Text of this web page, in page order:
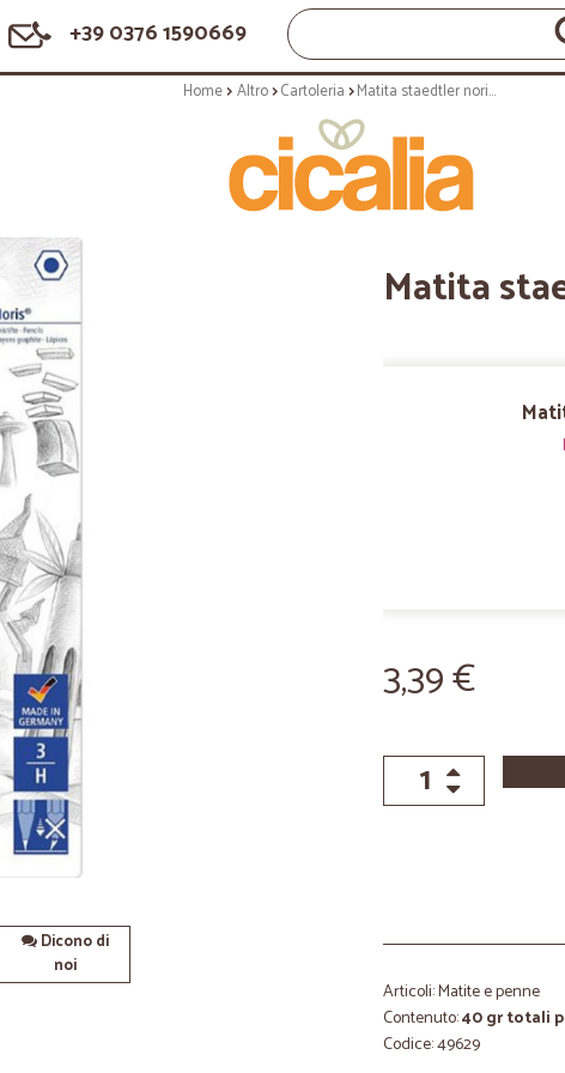
+39 0376 1590669
Home Altro Cartoleria Matita staedtler noris 3-h blister pz.2
Dicono di
noi
Matita
3,39 €
Articoli: Matite e penne
Contenuto:40 gr totali
Codice: 49629